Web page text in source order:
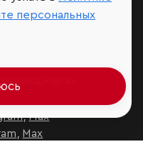
,Max
Max
персональных